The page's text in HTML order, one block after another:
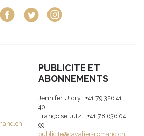
PUBLICITE ET
ABONNEMENTS
Jennifer Uldry : +41 79 326 41
40
Françoise Jutzi : +41 78 636 04
99
publicite@cavalier-romand.ch